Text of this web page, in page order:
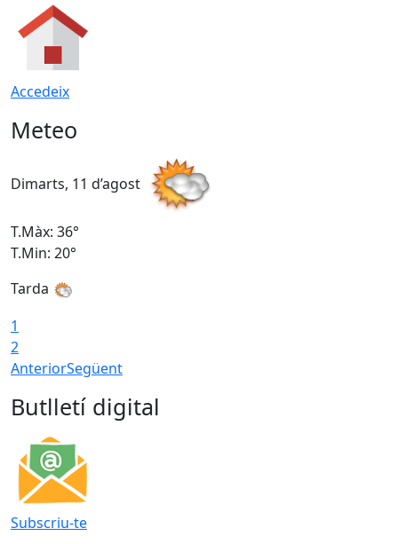
Accedeix
Meteo
Dimarts, 11 d’agost
T.Màx: 36°
T.Min: 20°
Tarda
1
2
AnteriorSegüent
Butlletí digital
Subscriu-te